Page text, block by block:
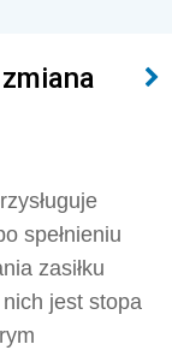
spełnieniu
zasiłku
jest stopa